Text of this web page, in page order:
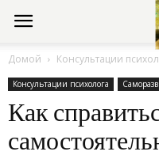
Консультации
психолога
Домой Консультации
Консультации психолога
Как